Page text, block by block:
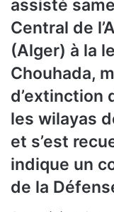
assisté
Central de
(Alger) à la
Chouhada,
d’extinction
les wilayas
et s’est
indique un
de la